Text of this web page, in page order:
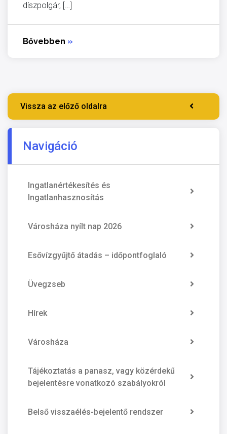
díszpolgár, […]
Bővebben »
Vissza az előző oldalra
Navigáció
Ingatlanértékesítés és
Ingatlanhasznosítás
Városháza nyílt nap 2026
Esővízgyűjtő átadás – időpontfoglaló
Üvegzseb
Hírek
Városháza
Tájékoztatás a panasz, vagy közérdekű
bejelentésre vonatkozó szabályokról
Belső visszaélés-bejelentő rendszer